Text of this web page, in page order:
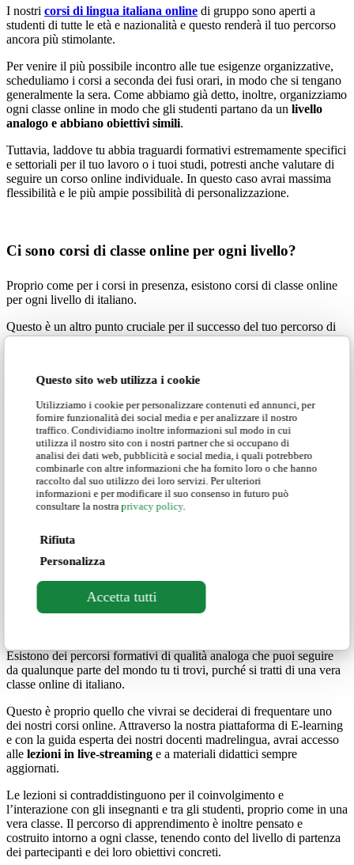
Questo sito web utilizza i cookie
Utilizziamo i cookie per personalizzare contenuti ed annunci, per
fornire funzionalità dei social media e per analizzare il nostro
traffico. Condividiamo inoltre informazioni sul modo in cui
utilizza il nostro sito con i nostri partner che si occupano di
analisi dei dati web, pubblicità e social media, i quali potrebbero
combinarle con altre informazioni che ha fornito loro o che hanno
raccolto dal suo utilizzo dei loro servizi. Per ulteriori
informazioni e per modificare il suo consenso in futuro può
consultare la nostraprivacy policy.
Rifiuta
Personalizza
Accetta tutti
I nostri corsi di lingua italiana online di gruppo sono aperti a
studenti di tutte le età e nazionalità e questo renderà il tuo percorso
ancora più stimolante.
Per venire il più possibile incontro alle tue esigenze organizzative,
scheduliamo i corsi a seconda dei fusi orari, in modo che si tengano
generalmente la sera. Come abbiamo già detto, inoltre, organizziamo
ogni classe online in modo che gli studenti partano da un livello
analogo e abbiano obiettivi simili.
Tuttavia, laddove tu abbia traguardi formativi estremamente specifici
e settoriali per il tuo lavoro o i tuoi studi, potresti anche valutare di
seguire un corso online individuale. In questo caso avrai massima
flessibilità e le più ampie possibilità di personalizzazione.
Ci sono corsi di classe online per ogni livello?
Proprio come per i corsi in presenza, esistono corsi di classe online
per ogni livello di italiano.
Questo è un altro punto cruciale per il successo del tuo percorso di
apprendimento. Ti consigliamo pertanto di verificare attentamente
Riferimento per le Lingue (QCER). Questo significa che potrai
scegliere tra corsi individuali o di gruppo, in sede o online per ogni
livello di competenza linguistica, daprincipiante assoluto (A1) ad
avanzato (C2).
Come ti abbiamo già spiegato, tale livello viene testato tramite una
prova d’ingresso in modo che gli studenti all’interno di ogni classe
siano tutti allineati.
Entra nella tua classe online di italiano
con Centro Studi Italiani!
Esistono dei percorsi formativi di qualità analoga che puoi seguire
da qualunque parte del mondo tu ti trovi, purché si tratti di una vera
classe online di italiano.
Questo è proprio quello che vivrai se deciderai di frequentare uno
dei nostri corsi online. Attraverso la nostra piattaforma di E-learning
e con la guida esperta dei nostri docenti madrelingua, avrai accesso
alle lezioni in live-streaming e a materiali didattici sempre
aggiornati.
Le lezioni si contraddistinguono per il coinvolgimento e
l’interazione con gli insegnanti e tra gli studenti, proprio come in una
vera classe. Il percorso di apprendimento è inoltre pensato e
costruito intorno a ogni classe, tenendo conto del livello di partenza
dei partecipanti e dei loro obiettivi concreti.